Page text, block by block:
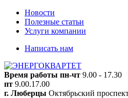
Новости
Полезные статьи
Услуги компании
Написать нам
Время работы пн-чт 9.00 - 17.30
пт 9.00.17.00
г. Люберцы Октябрьский